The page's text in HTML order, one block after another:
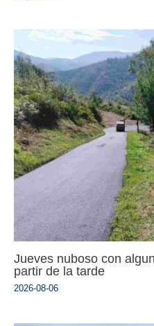
Jueves nuboso con
partir de la tarde
2026-08-06